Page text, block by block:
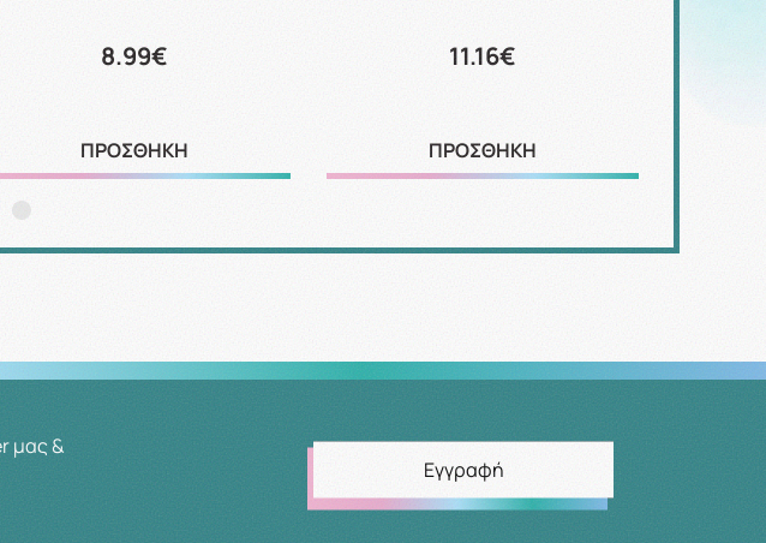
8.99€
ΠΡΟΣΘΗΚΗ
11.16€
ΠΡΟΣΘΗΚΗ
μας &
Εγγραφή